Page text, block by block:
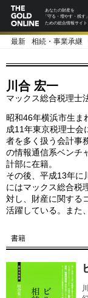
あなたの財産を
「守る・増やす・残す」
ための総合情報サイト
最新 相続・事業承継
川合 宏一
マックス総合税理
昭和46年横浜市生ま
成11年東京税理士会
者を多く扱う会計事
の情報通信系ベンチ
計部に在籍。
その後、平成13年に
にはマックス総合税
対し、財産に関する
活躍している。また
書籍